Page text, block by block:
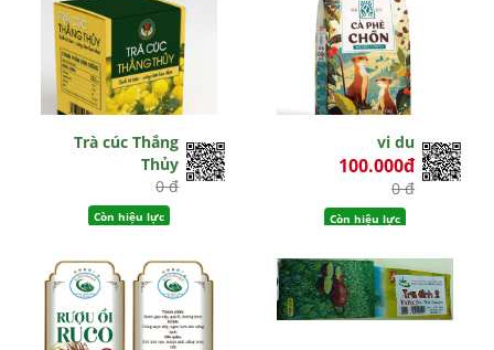
Trà cúc Thắng
Thủy
0 đ
Còn hiệu lực
vi du
100.000đ
0 đ
Còn hiệu lực